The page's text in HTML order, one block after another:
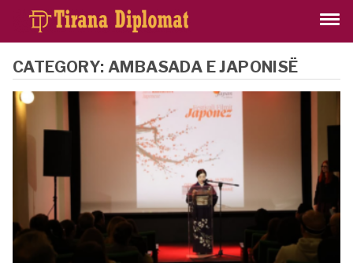
CATEGORY:AMBASADA E JAPONISË